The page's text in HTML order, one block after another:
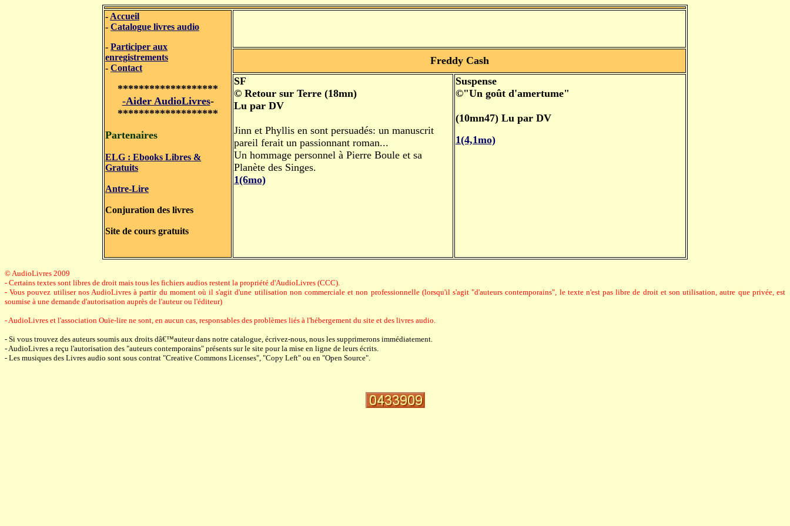
- Accueil
- Catalogue livres audio
- Participer aux
enregistrements
- Contact
*******************
-Aider AudioLivres-
*******************
Partenaires
ELG : Ebooks Libres &
Gratuits
Antre-Lire
Conjuration des livres
Site de cours gratuits
Freddy Cash
SF
© Retour sur Terre (18mn)
Lu par DV
Jinn et Phyllis en sont persuadés: un manuscrit
pareil ferait un passionnant roman...
Un hommage personnel à Pierre Boule et sa
Planète des Singes.
1(6mo)
Suspense
©"Un goût d'amertume"
(10mn47) Lu par DV
1(4,1mo)
© AudioLivres 2009
- Certains textes sont libres de droit mais tous les fichiers audios restent la propriété d'AudioLivres (CCC).
- Vous pouvez utiliser nos AudioLivres à partir du moment où il s'agit d'une utilisation non commerciale et non professionnelle (lorsqu'il s'agit "d'auteurs contemporains", le texte n'est pas libre de droit et son utilisation, autre que privée, est
soumise à une demande d'autorisation auprès de l'auteur ou l'éditeur)
- AudioLivres et l'association Ouïe-lire ne sont, en aucun cas, responsables des problèmes liés à l'hébergement du site et des livres audio.
- Si vous trouvez des auteurs soumis aux droits dâ€™auteur dans notre catalogue, écrivez-nous, nous les supprimerons immédiatement.
- AudioLivres a reçu l'autorisation des "auteurs contemporains" présents sur le site pour la mise en ligne de leurs écrits.
- Les musiques des Livres audio sont sous contrat "Creative Commons Licenses", "Copy Left" ou en "Open Source".